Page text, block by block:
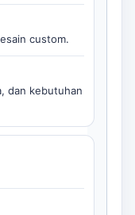
custom.
dan kebutuhan